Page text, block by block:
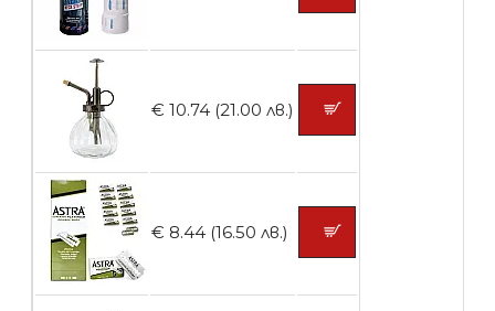
броя
Контейнери за сваляне на гел лак 5
броя
€ 10.74 (21.00 лв.)
€ 8.44 (16.50 лв.)